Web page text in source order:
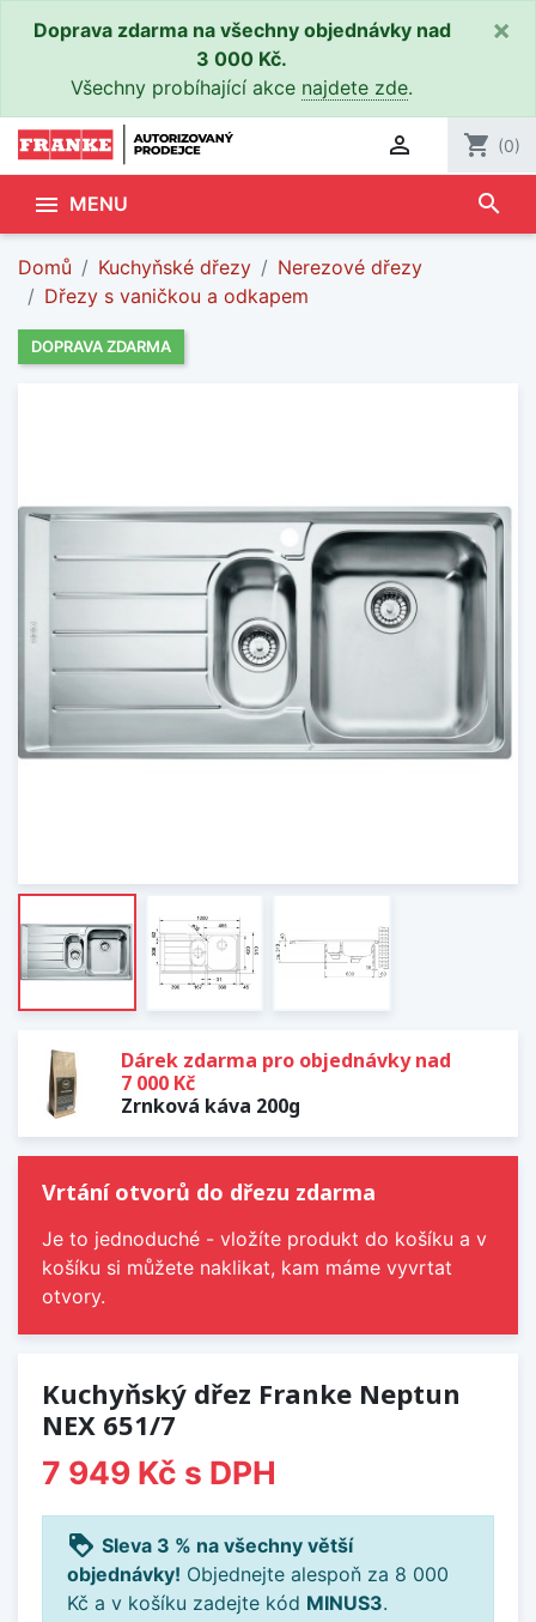
Doprava zdarma na všechny objednávky nad
3 000 Kč.
Všechny probíhající akce najdete zde.
×
 shopping_cart (0)
 MENU search
Domů Kuchyňské dřezy
Nerezové dřezy
Dřezy s vaničkou a odkapem
DOPRAVA ZDARMA
Dárek zdarma pro objednávky nad
7 000 Kč
Zrnková káva 200g
Vrtání otvorů do dřezu zdarma
Je to jednoduché - vložíte produkt do košíku a v
košíku si můžete naklikat, kam máme vyvrtat
otvory.
Kuchyňský dřez Franke Neptun
NEX 651/7
7 949 Kč s DPH
loyalty Sleva 3 % na všechny větší
objednávky! Objednejte alespoň za 8 000
Kč a v košíku zadejte kód MINUS3.